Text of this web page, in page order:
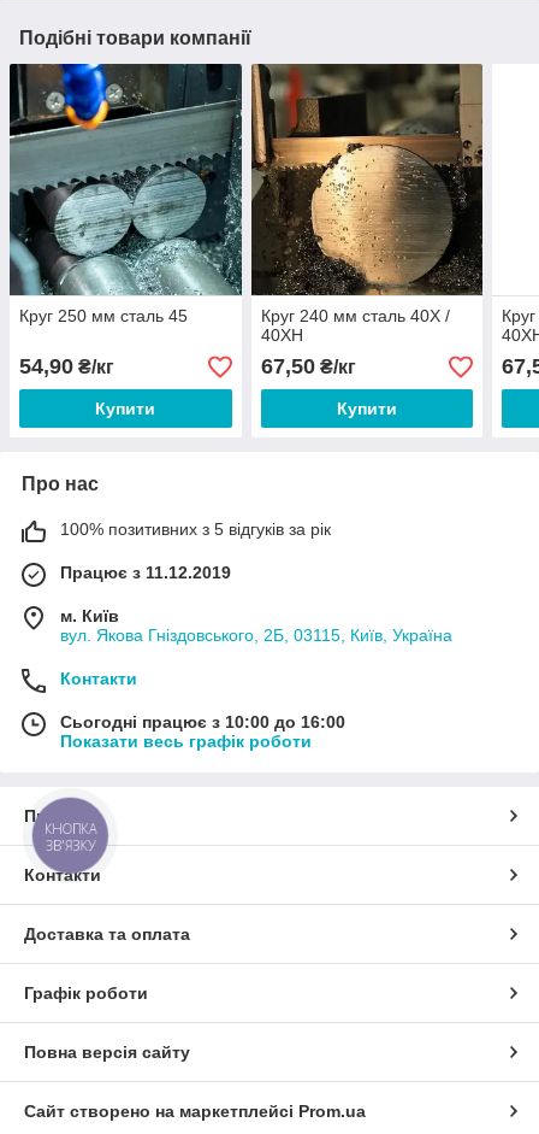
Подібні товари компанії
Круг 250 мм сталь 45
54,90 ₴/кг
Купити
Круг 240 мм сталь 40Х /
40ХН
67,50₴/кг
Купити
Про нас
100% позитивних з 5 відгуків за рік
Працює з 11.12.2019
м. Київ
вул. Якова Гніздовського, 2Б, 03115, Київ, Україна
Контакти
Сьогодні працює з 10:00 до 16:00
Показати весь графік роботи
Про нас
Контакти
Доставка та оплата
Графік роботи
Повна версія сайту
Сайт створено на маркетплейсі Prom.ua
КНОПКА
ЗВ'ЯЗКУ